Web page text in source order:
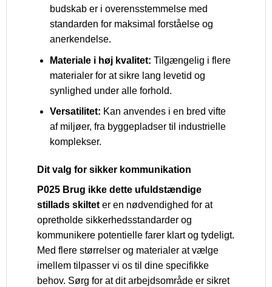
budskab er i overensstemmelse med
standarden for maksimal forståelse og
anerkendelse.
Materiale i høj kvalitet: Tilgængelig i flere
materialer for at sikre lang levetid og
synlighed under alle forhold.
Versatilitet: Kan anvendes i en bred vifte
af miljøer, fra byggepladser til industrielle
komplekser.
Dit valg for sikker kommunikation
P025 Brug ikke dette ufuldstændige
stillads skiltet er en nødvendighed for at
opretholde sikkerhedsstandarder og
kommunikere potentielle farer klart og tydeligt.
Med flere størrelser og materialer at vælge
imellem tilpasser vi os til dine specifikke
behov. Sørg for at dit arbejdsområde er sikret